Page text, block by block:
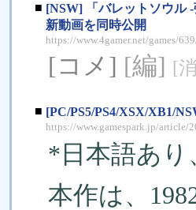
■ [NSW] 「バレットソウル
新動画を同時公開
https://www.4gamer.net/games/
[コメ] [編] [
■ [PC/PS5/PS4/XSX/XB1/
https://www.gamespark.jp/article/
*日本語あり
本作は、